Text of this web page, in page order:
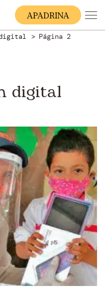
APADRINA
digital Página 2
digital